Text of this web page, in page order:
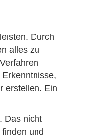
Durch
alles zu
erstellen. Ein
Das nicht
und